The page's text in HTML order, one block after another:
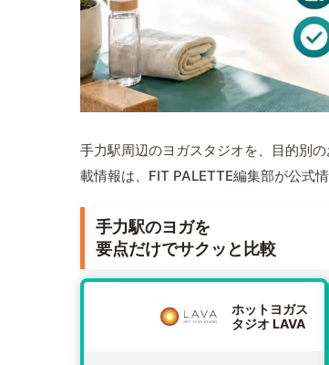
手力駅周辺のヨガスタジオを、目的別
載情報は、FIT PALETTE編集部が公式
手力駅のヨガを
要点だけでサクッと比較
ホットヨガス
タジオ LAVA